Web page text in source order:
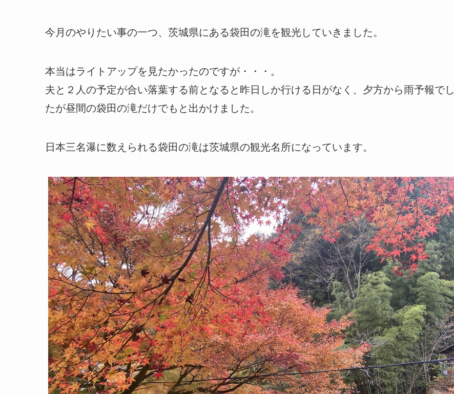
今月のやりたい事の一つ、茨城県にある袋田の滝を観光していきました。
本当はライトアップを見たかったのですが・・・。
夫と２人の予定が合い落葉する前となると昨日しか行ける日がなく、夕方から雨予報でし
たが昼間の袋田の滝だけでもと出かけました。
日本三名瀑に数えられる袋田の滝は茨城県の観光名所になっています。